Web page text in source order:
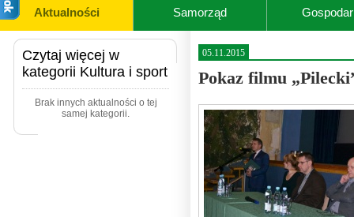
Aktualności Samorząd
Czytaj więcej w
kategorii Kultura i sport
Brak innych aktualności o tej
samej kategorii.
05.11.2015
Pokaz filmu